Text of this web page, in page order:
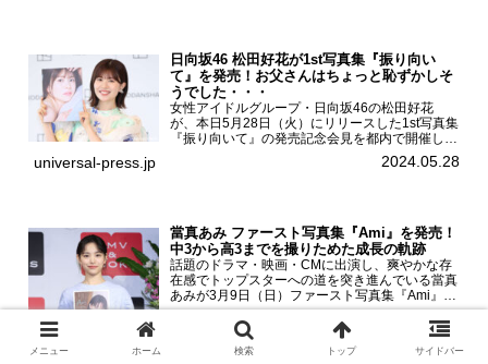
日向坂46 松田好花が1st写真集『振り向い
て』を発売！お父さんはちょっと恥ずかしそ
うでした・・・
女性アイドルグループ・日向坂46の松田好花
が、本日5月28日（火）にリリースした1st写真集
『振り向いて』の発売記念会見を都内で開催し
た。日向坂46 松田好花1st写真集『振り向いて』
発売記念会見写真集では日向坂46の松田好花を
universal-press.jp 2024.05.28
當真あみ ファースト写真集『Ami』を発売！
中3から高3までを撮りためた成長の軌跡
話題のドラマ・映画・CMに出演し、爽やかな存
在感でトップスターへの道を突き進んでいる當真
あみが3月9日（日）ファースト写真集『Ami』
（小学館 刊）の発売記念イベントをHMV＆
BOOKS SHIBUYAで開催した。當真あみファース
ト写真集『...
universal-press.jp 2025.03.09
メニュー ホーム 検索 トップ サイドバー